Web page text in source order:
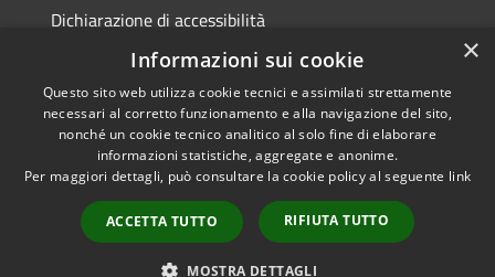
Dichiarazione di accessibilità
Accessibilità
Privacy
Mappa del sito
Copyright © 2026 • Comune di
Casperia • Powered by
Municipium•Accesso
redazione
×
Informazioni sui cookie
Questo sito web utilizza cookie tecnici e assimilati strettamente
necessari al corretto funzionamento e alla navigazione del sito,
nonché un cookie tecnico analitico al solo fine di elaborare
informazioni statistiche, aggregate e anonime.
Per maggiori dettagli, può consultare la cookie policy al seguente link
ACCETTA TUTTO RIFIUTA TUTTO
MOSTRA DETTAGLI